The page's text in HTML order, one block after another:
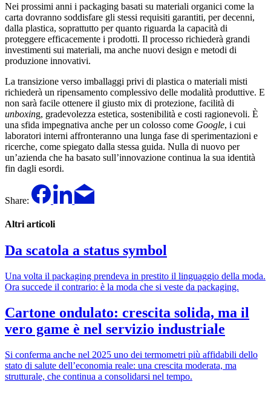
Nei prossimi anni i packaging basati su materiali organici come la
carta dovranno soddisfare gli stessi requisiti garantiti, per decenni,
dalla plastica, soprattutto per quanto riguarda la capacità di
proteggere efficacemente i prodotti. Il processo richiederà grandi
investimenti sui materiali, ma anche nuovi design e metodi di
produzione innovativi.
La transizione verso imballaggi privi di plastica o materiali misti
richiederà un ripensamento complessivo delle modalità produttive. E
non sarà facile ottenere il giusto mix di protezione, facilità di
unboxing, gradevolezza estetica, sostenibilità e costi ragionevoli. È
una sfida impegnativa anche per un colosso come Google, i cui
laboratori interni affronteranno una lunga fase di sperimentazioni e
ricerche, come spiegato dalla stessa guida. Nulla di nuovo per
un’azienda che ha basato sull’innovazione continua la sua identità
fin dagli esordi.
Share:
Altri articoli
Da scatola a status symbol
Una volta il packaging prendeva in prestito il linguaggio della moda.
Ora succede il contrario: è la moda che si veste da packaging.
Cartone ondulato: crescita solida, ma il
vero game è nel servizio industriale
Si conferma anche nel 2025 uno dei termometri più affidabili dello
stato di salute dell’economia reale: una crescita moderata, ma
strutturale, che continua a consolidarsi nel tempo.